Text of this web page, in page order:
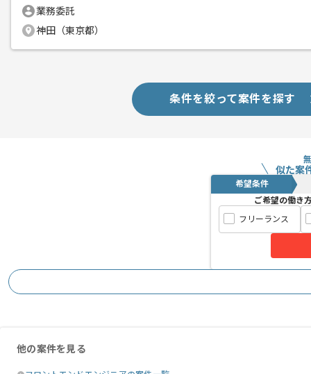
エージェントからのコ
メント
サービスのクオリティを意識し、
メンバーと一緒に考えながら提案もで
幅広く経験しながらスキルアップした
業務委託
神田（東京都）
条件を絞って案件を探す
似た案
希望条件
ご希望の働き
フリーランス
他の案件を見る